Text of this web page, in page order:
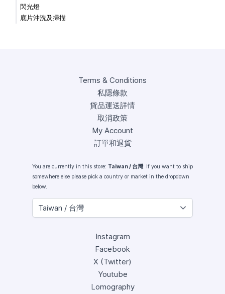
閃光燈
底片沖洗及掃描
Terms & Conditions
私隱條款
貨品運送詳情
取消政策
My Account
訂單和退貨
You are currently in this store: Taiwan / 台灣. If you want to ship
somewhere else please pick a country or market in the dropdown
below.
Instagram
Facebook
X (Twitter)
Youtube
Lomography